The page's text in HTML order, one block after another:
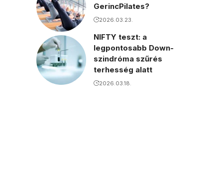
GerincPilates?
2026.03.23.
NIFTY teszt: a
legpontosabb Down-
szindróma szűrés
terhesség alatt
2026.03.18.